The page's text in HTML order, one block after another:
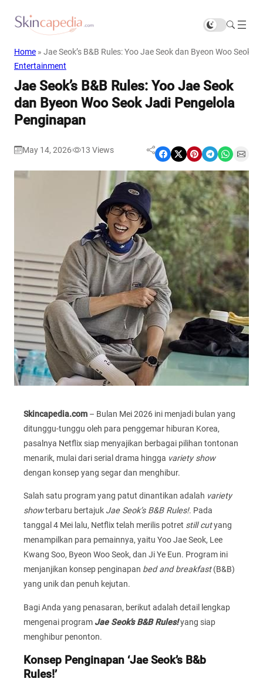
Home » Jae Seok’s B&B Rules: Yoo Jae Seok dan Byeon Woo Seok
Entertainment
Jae Seok’s B&B Rules: Yoo Jae Seok
dan Byeon Woo Seok Jadi Pengelola
Penginapan
May 14, 2026 13 Views Share on Facebook Share on X Share on Pinterest Share on Telegram Share on WhatsApp Share on Email
Skincapedia.com – Bulan Mei 2026 ini menjadi bulan yang
ditunggu-tunggu oleh para penggemar hiburan Korea,
pasalnya Netflix siap menyajikan berbagai pilihan tontonan
menarik, mulai dari serial drama hingga variety show
dengan konsep yang segar dan menghibur.
Salah satu program yang patut dinantikan adalah variety
showterbaru bertajuk Jae Seok’s B&B Rules!. Pada
tanggal 4 Mei lalu, Netflix telah merilis potret still cutyang
menampilkan para pemainnya, yaitu Yoo Jae Seok, Lee
Kwang Soo, Byeon Woo Seok, dan Ji Ye Eun. Program ini
menjanjikan konsep penginapan bed and breakfast(B&B)
yang unik dan penuh kejutan.
Bagi Anda yang penasaran, berikut adalah detail lengkap
mengenai program Jae Seok’s B&B Rules!yang siap
menghibur penonton.
Konsep Penginapan ‘Jae Seok’s B&b
Rules!’